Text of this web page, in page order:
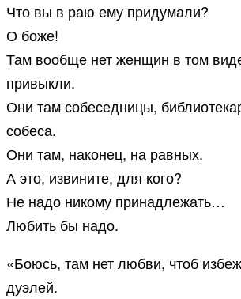
Что вы в раю ему придумали?
О боже!
Там вообще нет женщин в том
привыкли.
Они там собеседницы,
собеса.
Они там, наконец, на равных.
А это, извините, для кого?
Не надо никому принадлежать…
Любить бы надо.
«Боюсь, там нет любви, чтоб
дуэлей.